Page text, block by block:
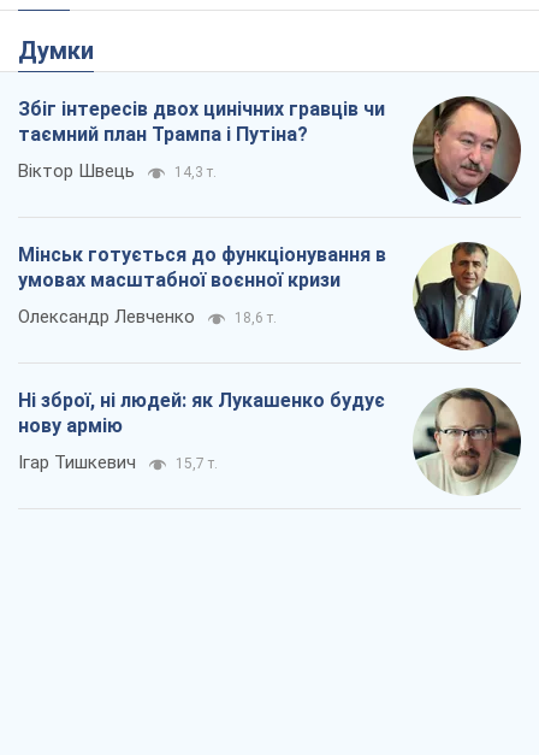
Думки
Збіг інтересів двох цинічних гравців чи
таємний план Трампа і Путіна?
Віктор Швець 14,3 т.
Мінськ готується до функціонування в
умовах масштабної воєнної кризи
Олександр Левченко 18,6 т.
Ні зброї, ні людей: як Лукашенко будує
нову армію
Ігар Тишкевич 15,7 т.